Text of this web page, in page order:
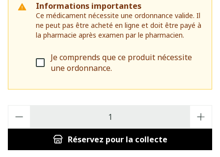
Informations importantes
Ce médicament nécessite une ordonnance valide. Il
ne peut pas être acheté en ligne et doit être payé à
la pharmacie après examen par le pharmacien.
Je comprends que ce produit nécessite
une ordonnance.
Réservez pour la collecte